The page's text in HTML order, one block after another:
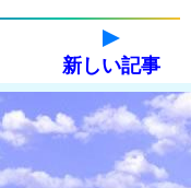
新しい記事